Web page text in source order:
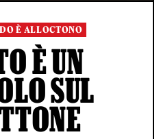
È ALLOCTONO
È UN
SUL